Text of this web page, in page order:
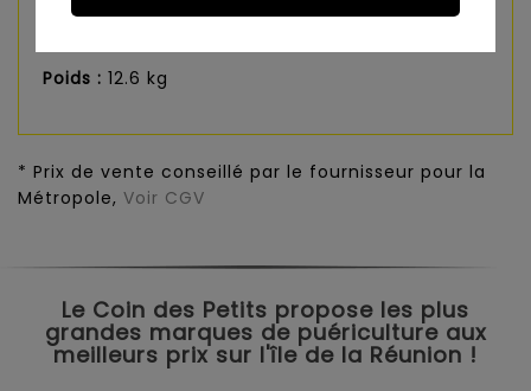
permet de l’utiliser comme chaise haute
Poids : 12.6 kg
* Prix de vente conseillé par le fournisseur pour la
Métropole, Voir CGV
Le Coin des Petits propose les plus
grandes marques de puériculture aux
meilleurs prix sur l'île de la Réunion !